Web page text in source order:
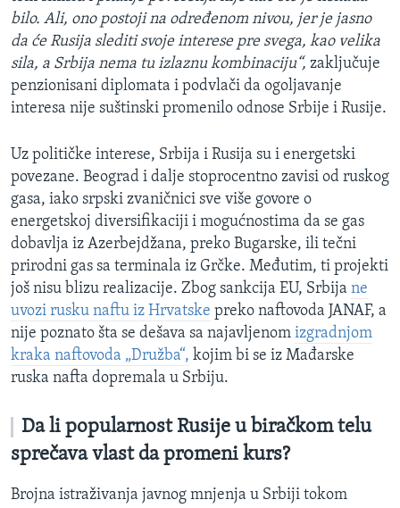
bilo. Ali, ono postoji na određenom nivou, jer je jasno
da će Rusija slediti svoje interese pre svega, kao velika
sila, a Srbija nema tu izlaznu kombinaciju“, zaključuje
penzionisani diplomata i podvlači da ogoljavanje
interesa nije suštinski promenilo odnose Srbije i Rusije.
Uz političke interese, Srbija i Rusija su i energetski
povezane. Beograd i dalje stoprocentno zavisi od ruskog
gasa, iako srpski zvaničnici sve više govore o
energetskoj diversifikaciji i mogućnostima da se gas
dobavlja iz Azerbejdžana, preko Bugarske, ili tečni
prirodni gas sa terminala iz Grčke. Međutim, ti projekti
još nisu blizu realizacije. Zbog sankcija EU, Srbija ne
uvozi rusku naftu iz Hrvatske preko naftovoda JANAF, a
nije poznato šta se dešava sa najavljenom izgradnjom
kraka naftovoda „Družba“, kojim bi se iz Mađarske
ruska nafta dopremala u Srbiju.
Da li popularnost Rusije u biračkom telu
sprečava vlast da promeni kurs?
Brojna istraživanja javnog mnjenja u Srbiji tokom